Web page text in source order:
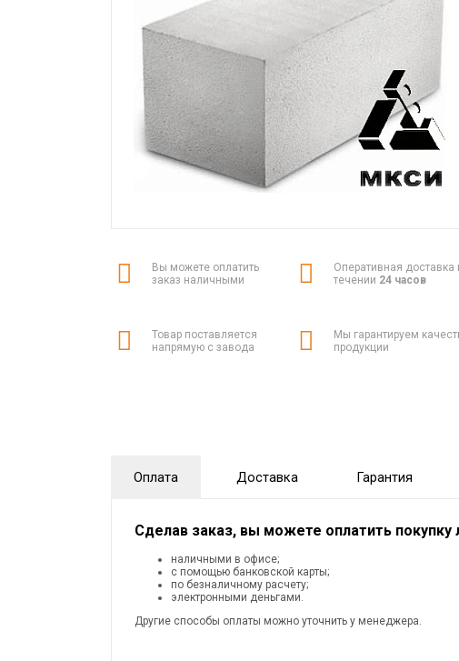
Вы можете оплатить
заказ наличными
Оперативная доставка
течении 24 часов
Товар поставляется
напрямую с завода
Мы гарантируем
продукции
Оплата Доставка Гарантия
Сделав заказ, вы можете оплатить
наличными в офисе;
с помощью банковской карты;
по безналичному расчету;
электронными деньгами.
Другие способы оплаты можно уточнить у менеджера.